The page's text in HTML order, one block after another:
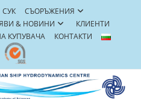
СУК
СЪОРЪЖЕНИЯ
& НОВИНИ
КЛИЕНТИ
КУПУВАЧА КОНТАКТИ